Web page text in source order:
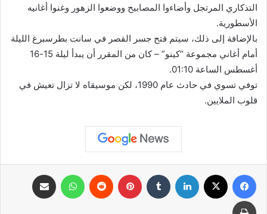
التذكاري المرتجل وأضاءوا المصابيح ووضعوا الزهور وغنوا أغانيه
الأسطورية.
بالإضافة إلى ذلك، سيتم فتح جسر القصر في سانت بطرسبرغ الليلة
أمام أغاني مجموعة “كينو” – كان من المقرر أن يبدأ ليلة 15-16
أغسطس الساعة 01:10.
توفي تسوي في حادث عام 1990، لكن موسيقاه لا تزال تعيش في
قلوب الملايين.
فيسبوك لينكدإن بينتيريست واتساب
طباعة